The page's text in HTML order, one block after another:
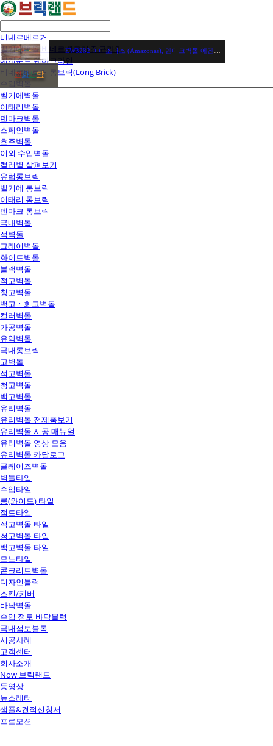
비네르베르거
벨기에벽돌 비네르베르거 정규라인
에겐순드 덴마크라인
비네르베르거 롱브릭(Long Brick)
수입벽돌
벨기에벽돌
이태리벽돌
덴마크벽돌
스페인벽돌
호주벽돌
이외 수입벽돌
컬러별 살펴보기
유럽롱브릭
벨기에 롱브릭
이태리 롱브릭
덴마크 롱브릭
국내벽돌
적벽돌
그레이벽돌
화이트벽돌
블랙벽돌
적고벽돌
청고벽돌
백고ㆍ회고벽돌
컬러벽돌
가공벽돌
유약벽돌
국내롱브릭
고벽돌
적고벽돌
청고벽돌
백고벽돌
유리벽돌
유리벽돌 전제품보기
유리벽돌 시공 매뉴얼
유리벽돌 영상 모음
유리벽돌 카달로그
글레이즈벽돌
벽돌타일
수입타일
롱(와이드) 타일
점토타일
적고벽돌 타일
청고벽돌 타일
백고벽돌 타일
모노타일
콘크리트벽돌
디자인블럭
스킨/커버
바닥벽돌
수입 점토 바닥블럭
국내점토블록
시공사례
고객센터
회사소개
Now 브릭랜드
동영상
뉴스레터
샘플&견적신청서
프로모션
전화상담